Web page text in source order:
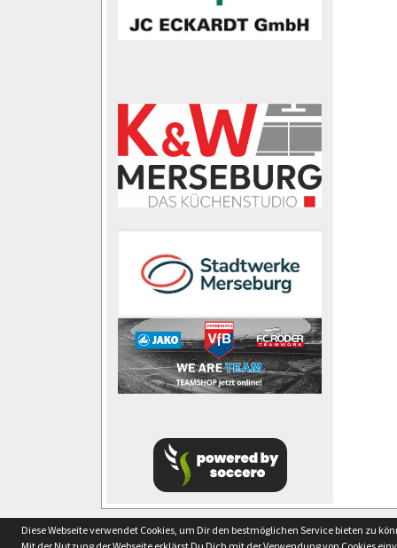
soccero.de
© 2006 - 2026
Diese Webseite verwendet Cookies, um Dir den bestmöglichen Service bieten zu